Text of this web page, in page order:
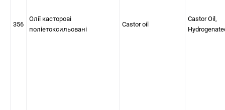
356
Олії касторові
поліетоксильовані
Castor oil
Castor Oil,